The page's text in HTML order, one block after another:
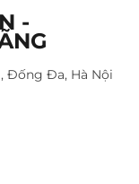
-
Đống Đa, Hà Nội